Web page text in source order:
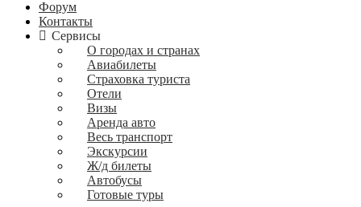
Форум
Контакты
Сервисы
О городах и странах
Авиабилеты
Страховка туриста
Отели
Визы
Аренда авто
Весь транспорт
Экскурсии
Ж/д билеты
Автобусы
Готовые туры